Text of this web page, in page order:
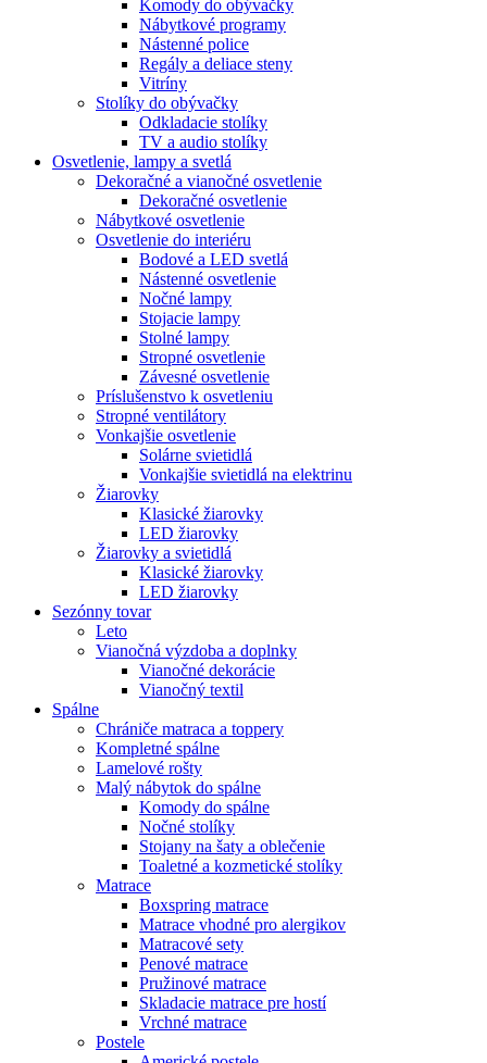
Komody do obývačky
Nábytkové programy
Nástenné police
Regály a deliace steny
Vitríny
Stolíky do obývačky
Odkladacie stolíky
TV a audio stolíky
Osvetlenie, lampy a svetlá
Dekoračné a vianočné osvetlenie
Dekoračné osvetlenie
Nábytkové osvetlenie
Osvetlenie do interiéru
Bodové a LED svetlá
Nástenné osvetlenie
Nočné lampy
Stojacie lampy
Stolné lampy
Stropné osvetlenie
Závesné osvetlenie
Príslušenstvo k osvetleniu
Stropné ventilátory
Vonkajšie osvetlenie
Solárne svietidlá
Vonkajšie svietidlá na elektrinu
Žiarovky
Klasické žiarovky
LED žiarovky
Žiarovky a svietidlá
Klasické žiarovky
LED žiarovky
Sezónny tovar
Leto
Vianočná výzdoba a doplnky
Vianočné dekorácie
Vianočný textil
Spálne
Chrániče matraca a toppery
Kompletné spálne
Lamelové rošty
Malý nábytok do spálne
Komody do spálne
Nočné stolíky
Stojany na šaty a oblečenie
Toaletné a kozmetické stolíky
Matrace
Boxspring matrace
Matrace vhodné pro alergikov
Matracové sety
Penové matrace
Pružinové matrace
Skladacie matrace pre hostí
Vrchné matrace
Postele